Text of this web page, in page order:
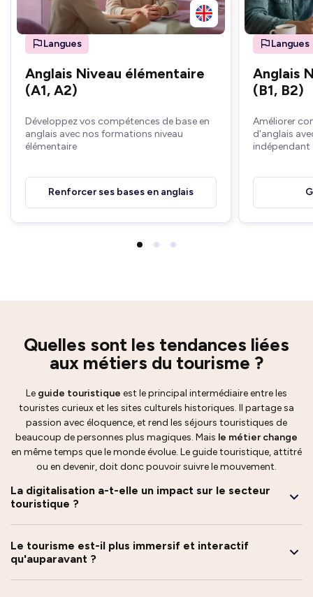
Langues
Anglais Niveau élémentaire
(A1, A2)
Développez vos compétences de base en
anglais avec nos formations niveau
élémentaire
Renforcer ses bases en anglais
Langues
Anglais
(B1, B2)
Améliorer
d'anglais
indépendant
Quelles sont les tendances liées
aux métiers du tourisme ?
Le guide touristique est le principal intermédiaire entre les
touristes curieux et les sites culturels historiques. Il partage sa
passion avec éloquence, et rend les séjours touristiques de
beaucoup de personnes plus magiques. Mais le métier change
en même temps que le monde évolue. Le guide touristique, attitré
ou en devenir, doit donc pouvoir suivre le mouvement.
La digitalisation a-t-elle un impact sur le secteur
touristique ?
Le tourisme est-il plus immersif et interactif
qu'auparavant ?